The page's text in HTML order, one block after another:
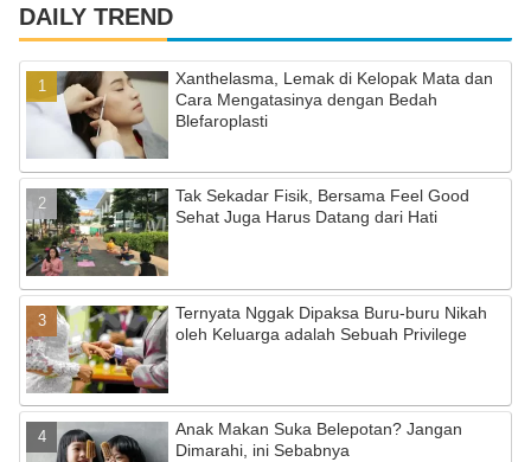
c
e
b
o
o
k
a
gr
a
m
u
T
u
b
e
C
h
a
n
n
el
DAILY TREND
Xanthelasma, Lemak di Kelopak Mata dan
Cara Mengatasinya dengan Bedah
Blefaroplasti
Tak Sekadar Fisik, Bersama Feel Good
Sehat Juga Harus Datang dari Hati
Ternyata Nggak Dipaksa Buru-buru Nikah
oleh Keluarga adalah Sebuah Privilege
Anak Makan Suka Belepotan? Jangan
Dimarahi, ini Sebabnya